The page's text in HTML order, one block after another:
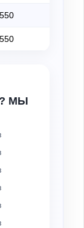
550
550
МЫ